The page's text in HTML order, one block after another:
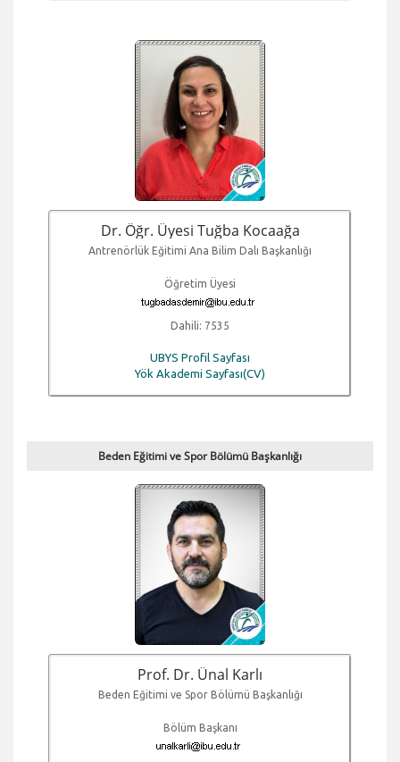
Dr. Öğr. Üyesi Tuğba Kocaağa
Antrenörlük Eğitimi Ana Bilim Dalı Başkanlığı
Öğretim Üyesi
Dahili: 7535
UBYS Profil Sayfası
Yök Akademi Sayfası(CV)
Beden Eğitimi ve Spor Bölümü Başkanlığı
Prof. Dr. Ünal Karlı
Beden Eğitimi ve Spor Bölümü Başkanlığı
Bölüm Başkanı